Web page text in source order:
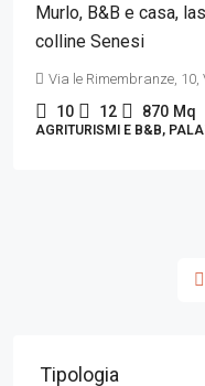
Murlo, B&B e casa,
colline Senesi
Via le Rimembranze, 10,
10 12 870 Mq
AGRITURISMI E B&B,
Tipologia